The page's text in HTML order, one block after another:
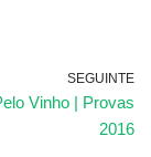
SEGUINTE
Vinho | Provas
2016